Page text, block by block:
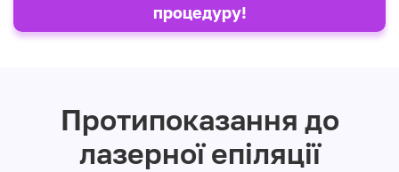
процедуру!
Протипоказання до
лазерної епіляції